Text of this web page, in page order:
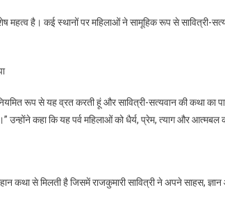
महत्व है। कई स्थानों पर महिलाओं ने सामूहिक रूप से सावित्री-
रूप से यह व्रत करती हूं और सावित्री-सत्यवान की कथा का
उन्होंने कहा कि यह पर्व महिलाओं को धैर्य, प्रेम, त्याग और आत्मबल
कथा से मिलती है जिसमें राजकुमारी सावित्री ने अपने साहस,